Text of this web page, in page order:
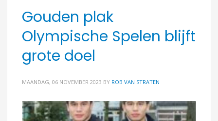
Gouden plak
Olympische Spelen blijft
grote doel
MAANDAG, 06 NOVEMBER 2023 BY ROB VAN STRATEN